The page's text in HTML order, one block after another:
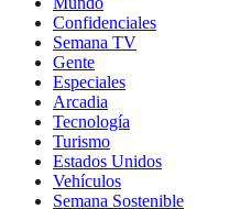
Confidenciales
Semana TV
Gente
Especiales
Arcadia
Tecnología
Turismo
Estados Unidos
Vehículos
Semana Sostenible